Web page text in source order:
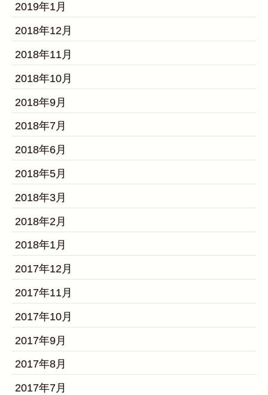
2019年1月
2018年12月
2018年11月
2018年10月
2018年9月
2018年7月
2018年6月
2018年5月
2018年3月
2018年2月
2018年1月
2017年12月
2017年11月
2017年10月
2017年9月
2017年8月
2017年7月